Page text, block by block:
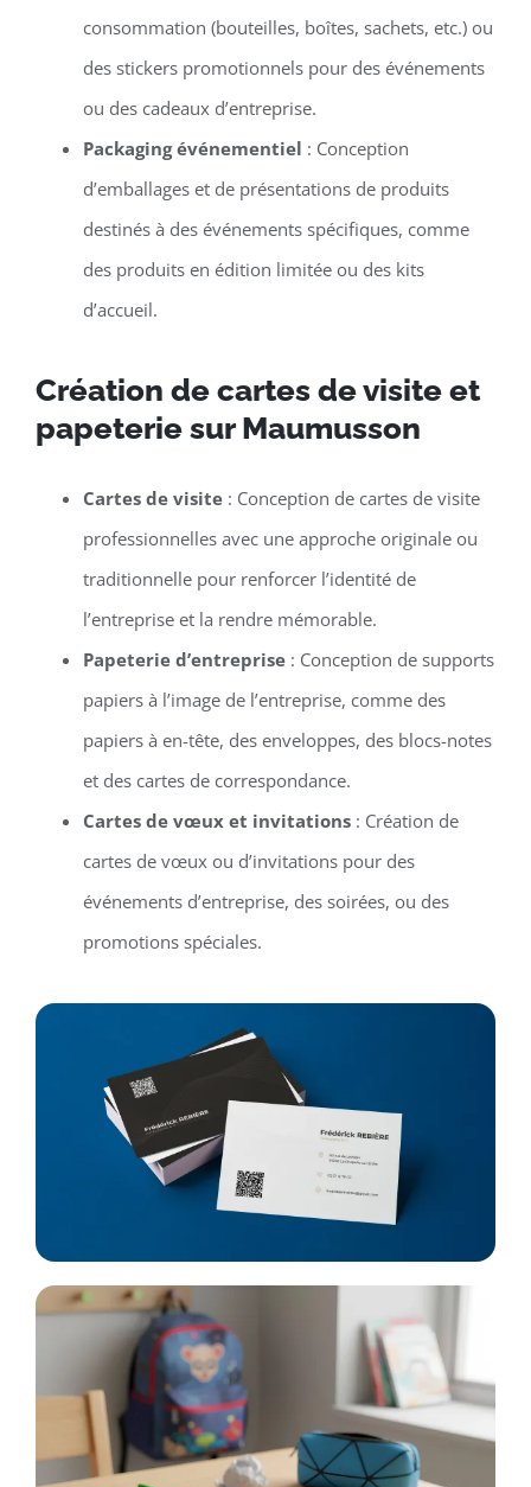
consommation (bouteilles, boîtes, sachets, etc.) ou
des stickers promotionnels pour des événements
ou des cadeaux d’entreprise.
Packaging événementiel : Conception
d’emballages et de présentations de produits
destinés à des événements spécifiques, comme
des produits en édition limitée ou des kits
d’accueil.
Création de cartes de visite et
papeterie sur Maumusson
Cartes de visite: Conception de cartes de visite
professionnelles avec une approche originale ou
traditionnelle pour renforcer l’identité de
l’entreprise et la rendre mémorable.
Papeterie d’entreprise: Conception de supports
papiers à l’image de l’entreprise, comme des
papiers à en-tête, des enveloppes, des blocs-notes
et des cartes de correspondance.
Cartes de vœux et invitations: Création de
cartes de vœux ou d’invitations pour des
événements d’entreprise, des soirées, ou des
promotions spéciales.